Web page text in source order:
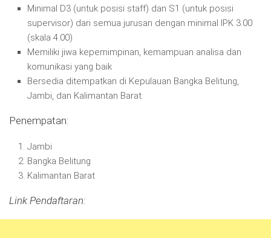
Minimal D3 (untuk posisi staff) dan S1 (untuk posisi
supervisor) dari semua jurusan dengan minimal IPK 3.00
(skala 4.00)
Memiliki jiwa kepemimpinan, kemampuan analisa dan
komunikasi yang baik
Bersedia ditempatkan di Kepulauan Bangka Belitung,
Jambi, dan Kalimantan Barat
Penempatan:
Jambi
Bangka Belitung
Kalimantan Barat
Link Pendaftaran: